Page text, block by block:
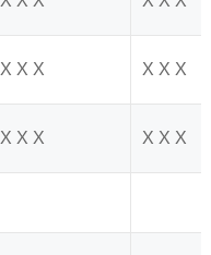
X X X X X X
X X X X X X